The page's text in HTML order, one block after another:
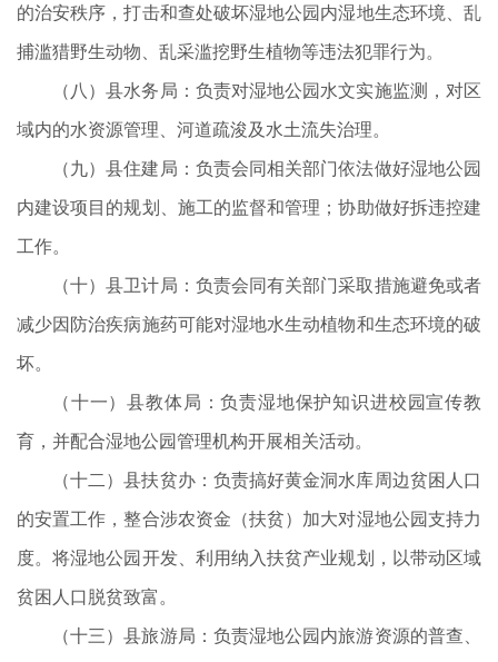
的治安秩序，打击和查处破坏湿地公园内湿地生态环境、乱
捕滥猎野生动物、乱采滥挖野生植物等违法犯罪行为。
（八）县水务局：负责对湿地公园水文实施监测，对区
域内的水资源管理、河道疏浚及水土流失治理。
（九）县住建局：负责会同相关部门依法做好湿地公园
内建设项目的规划、施工的监督和管理；协助做好拆违控建
工作。
（十）县卫计局：负责会同有关部门采取措施避免或者
减少因防治疾病施药可能对湿地水生动植物和生态环境的破
坏。
（十一）县教体局：负责湿地保护知识进校园宣传教
育，并配合湿地公园管理机构开展相关活动。
（十二）县扶贫办：负责搞好黄金洞水库周边贫困人口
的安置工作，整合涉农资金（扶贫）加大对湿地公园支持力
度。将湿地公园开发、利用纳入扶贫产业规划，以带动区域
贫困人口脱贫致富。
（十三）县旅游局：负责湿地公园内旅游资源的普查、